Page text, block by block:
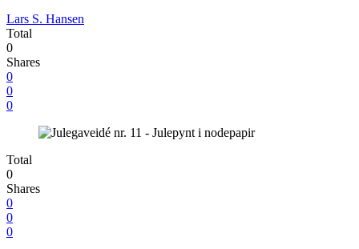
Lars S. Hansen
Total
0
Shares
0
0
0
Total
0
Shares
0
0
0